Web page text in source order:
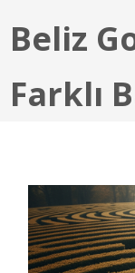
Beliz
Farklı